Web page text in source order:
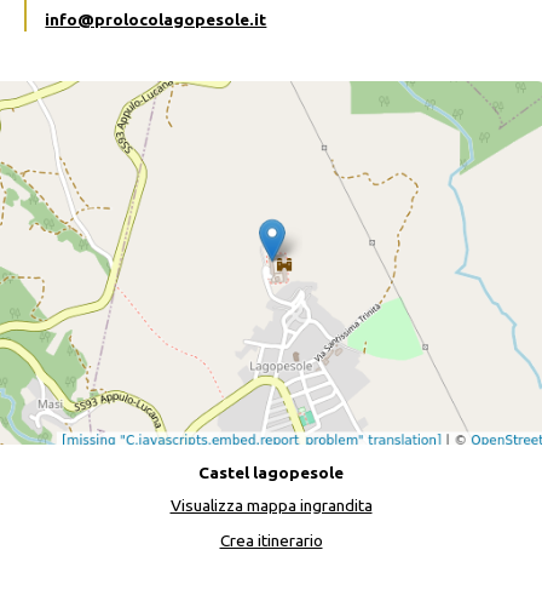
info@prolocolagopesole.it
Castel lagopesole
Visualizza mappa ingrandita
Crea itinerario